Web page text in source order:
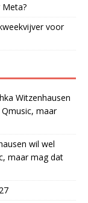
voor
Witzenhausen
maar
wil wel
maar mag dat